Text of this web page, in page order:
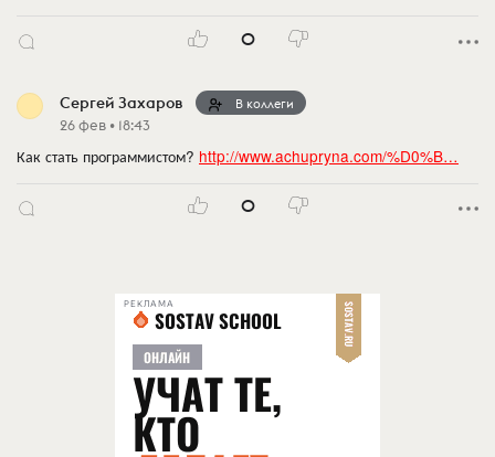
0
Сергей Захаров В коллеги
26 фев • 18:43
Как стать программистом? http://www.achupryna.com/%D0%B…
0
РЕКЛАМА